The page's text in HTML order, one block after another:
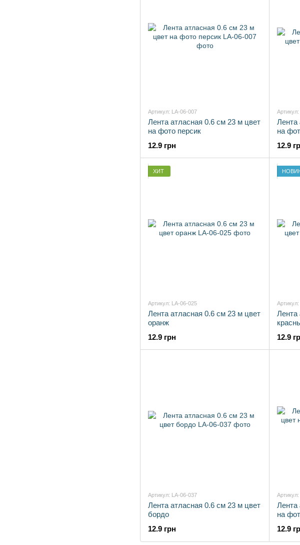
Артикул: LA-06-007
Лента атласная 0.6 см 23 м цвет
на фото персик
12.9 грн
Лента
на
12.9
ХИТ
Артикул: LA-06-025
Лента атласная 0.6 см 23 м цвет
оранж
12.9 грн
Лента
12.9
Артикул: LA-06-037
Лента атласная 0.6 см 23 м цвет
бордо
12.9 грн
Лента
на
12.9